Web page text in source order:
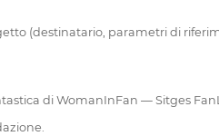
(destinatario, parametri di
di WomanInFan — Sitges